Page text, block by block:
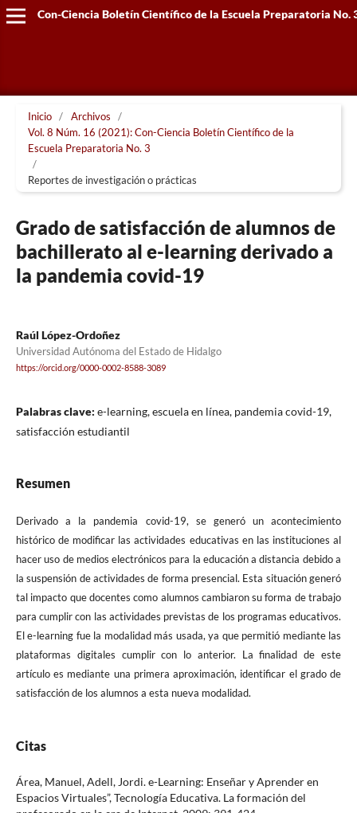
Con-Ciencia Boletín Científico de la Escuela Preparatoria No.
Inicio / Archivos
/
Vol. 8 Núm. 16 (2021): Con-Ciencia Boletín Científico de la
Escuela Preparatoria No. 3
/
Reportes de investigación o prácticas
Grado de satisfacción de alumnos de
bachillerato al e-learning derivado a
la pandemia covid-19
Raúl López-Ordoñez
Universidad Autónoma del Estado de Hidalgo
https://orcid.org/0000-0002-8588-3089
Palabras clave: e-learning, escuela en línea, pandemia covid-19,
satisfacción estudiantil
Resumen
Derivado a la pandemia covid-19, se generó un acontecimiento
histórico de modificar las actividades educativas en las instituciones al
hacer uso de medios electrónicos para la educación a distancia debido a
la suspensión de actividades de forma presencial. Esta situación generó
tal impacto que docentes como alumnos cambiaron su forma de trabajo
para cumplir con las actividades previstas de los programas educativos.
El e-learning fue la modalidad más usada, ya que permitió mediante las
plataformas digitales cumplir con lo anterior. La finalidad de este
artículo es mediante una primera aproximación, identificar el grado de
satisfacción de los alumnos a esta nueva modalidad.
Citas
Área, Manuel, Adell, Jordi. e-Learning: Enseñar y Aprender en
Espacios Virtuales”, Tecnología Educativa. La formación del